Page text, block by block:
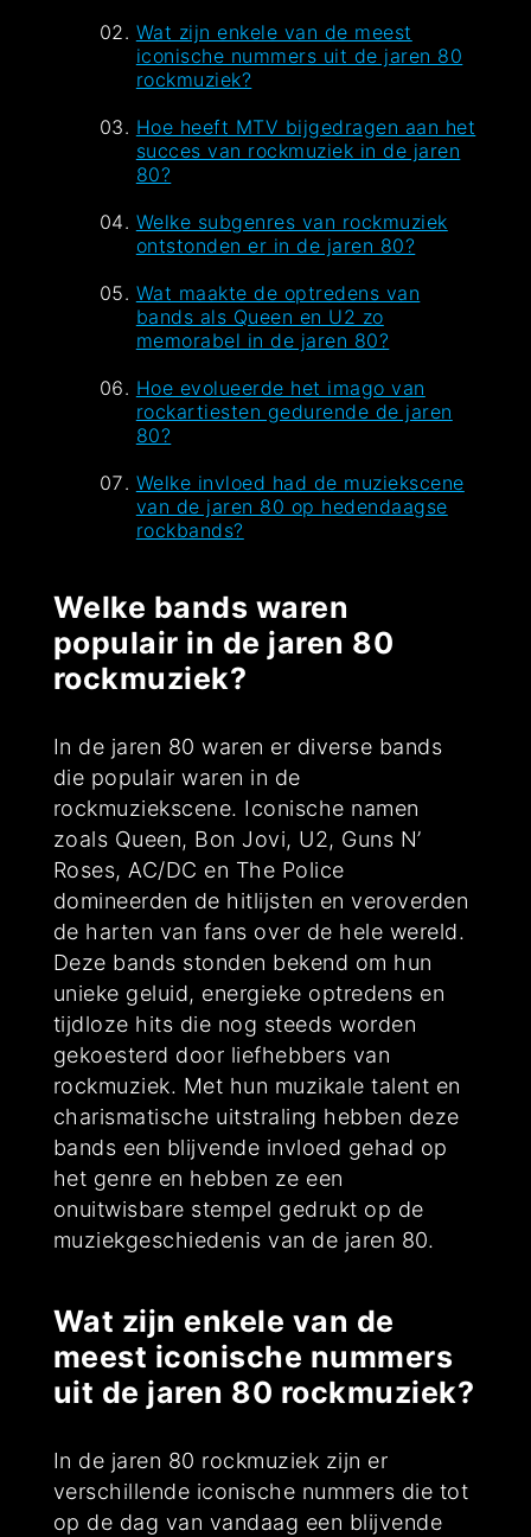
Wat zijn enkele van de meest
iconische nummers uit de jaren 80
rockmuziek?
Hoe heeft MTV bijgedragen aan het
succes van rockmuziek in de jaren
80?
Welke subgenres van rockmuziek
ontstonden er in de jaren 80?
Wat maakte de optredens van
bands als Queen en U2 zo
memorabel in de jaren 80?
Hoe evolueerde het imago van
rockartiesten gedurende de jaren
80?
Welke invloed had de muziekscene
van de jaren 80 op hedendaagse
rockbands?
Welke bands waren
populair in de jaren 80
rockmuziek?
In de jaren 80 waren er diverse bands
die populair waren in de
rockmuziekscene. Iconische namen
zoals Queen, Bon Jovi, U2, Guns N’
Roses, AC/DC en The Police
domineerden de hitlijsten en veroverden
de harten van fans over de hele wereld.
Deze bands stonden bekend om hun
unieke geluid, energieke optredens en
tijdloze hits die nog steeds worden
gekoesterd door liefhebbers van
rockmuziek. Met hun muzikale talent en
charismatische uitstraling hebben deze
bands een blijvende invloed gehad op
het genre en hebben ze een
onuitwisbare stempel gedrukt op de
muziekgeschiedenis van de jaren 80.
Wat zijn enkele van de
meest iconische nummers
uit de jaren 80 rockmuziek?
In de jaren 80 rockmuziek zijn er
verschillende iconische nummers die tot
op de dag van vandaag een blijvende